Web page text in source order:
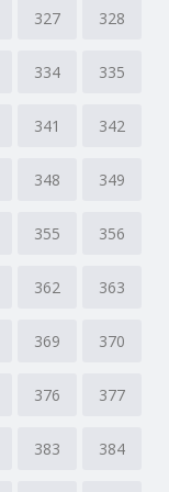
327 328
334 335
341 342
348 349
355 356
362 363
369 370
376 377
383 384